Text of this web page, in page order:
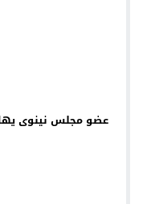
عضو مجلس نينوى